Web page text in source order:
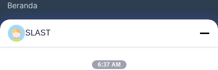
Beranda
Produk
Video
SLAST
6:37 AM